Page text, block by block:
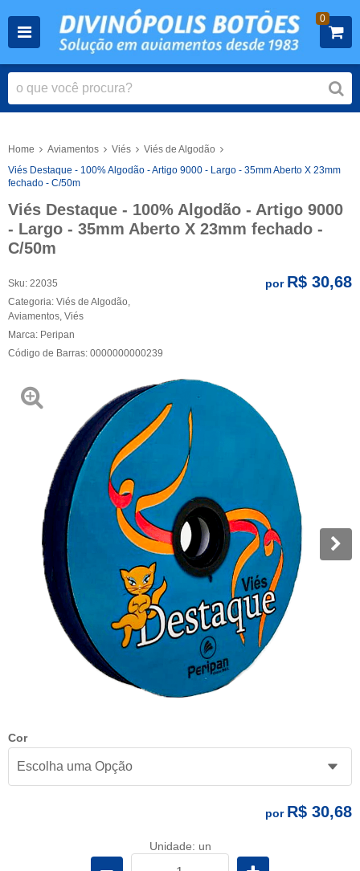
0
Home Aviamentos Viés
Viés de Algodão
Viés Destaque - 100% Algodão - Artigo 9000 - Largo - 35mm Aberto X 23mm
fechado - C/50m
Viés Destaque - 100% Algodão - Artigo 9000
- Largo - 35mm Aberto X 23mm fechado -
C/50m
Sku: 22035
Categoria: Viés de Algodão
Aviamentos Viés
Marca: Peripan
Código de Barras: 0000000000239
por R$ 30,68
Cor
por R$ 30,68
Unidade: un